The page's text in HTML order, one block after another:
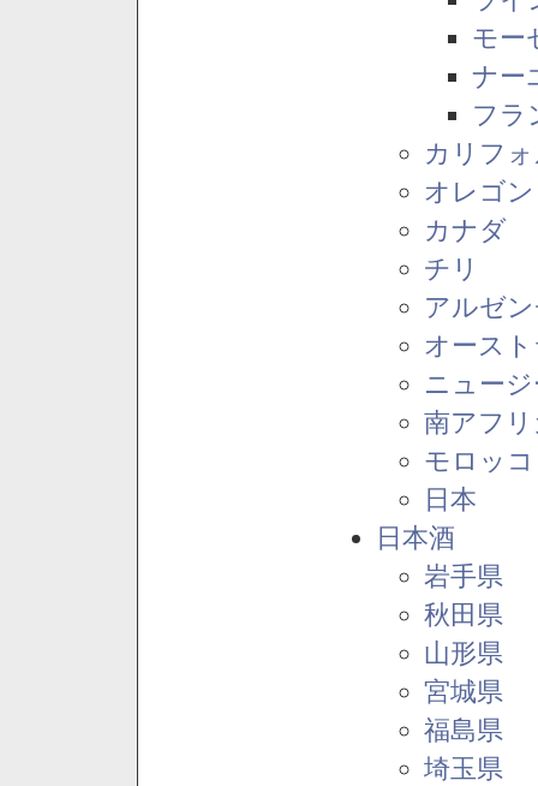
モー
ナー
フラ
カリフ
オレゴ
カナダ
チリ
アルゼ
オース
ニュー
南アフ
モロッコ
日本
日本酒
岩手県
秋田県
山形県
宮城県
福島県
埼玉県